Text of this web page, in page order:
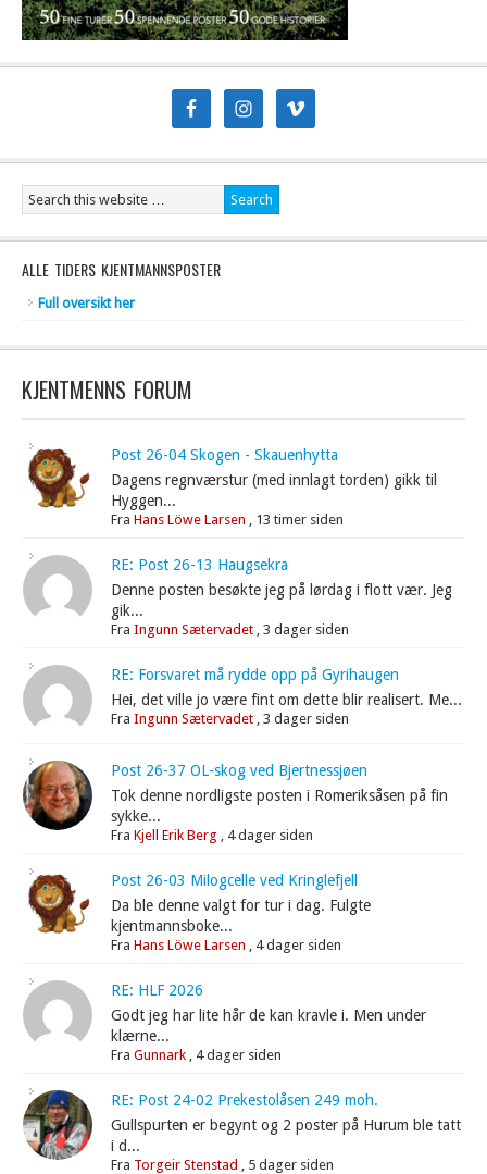
ALLE TIDERS KJENTMANNSPOSTER
Full oversikt her
KJENTMENNS FORUM
Post 26-04 Skogen - Skauenhytta
Dagens regnværstur (med innlagt torden) gikk til
Hyggen...
FraHans Löwe Larsen 13 timer siden
RE: Post 26-13 Haugsekra
Denne posten besøkte jeg på lørdag i flott vær. Jeg
gik...
FraIngunn Sætervadet ,3 dager siden
RE: Forsvaret må rydde opp på Gyrihaugen
Hei, det ville jo være fint om dette blir realisert. Me...
FraIngunn Sætervadet ,3 dager siden
Post 26-37 OL-skog ved Bjertnessjøen
Tok denne nordligste posten i Romeriksåsen på fin
sykke...
FraKjell Erik Berg 4 dager siden
Post 26-03 Milogcelle ved Kringlefjell
Da ble denne valgt for tur i dag. Fulgte
kjentmannsboke...
FraHans Löwe Larsen 4 dager siden
RE: HLF 2026
Godt jeg har lite hår de kan kravle i. Men under
klærne...
FraGunnark 4 dager siden
RE: Post 24-02 Prekestolåsen 249 moh.
Gullspurten er begynt og 2 poster på Hurum ble tatt
i d...
Fra Torgeir Stenstad 5 dager siden